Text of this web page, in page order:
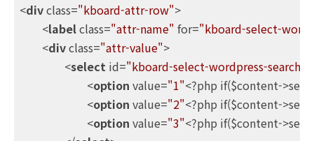
<divclass="kboard-attr-row">
<labelclass="attr-name" for="kboard-select-
<divclass="attr-value">
<select id="kboard-select-wordpress-search"
<option value="1"<?php if($content->
<option value="2"<?php if($content->
<option value="3"<?php if($content->